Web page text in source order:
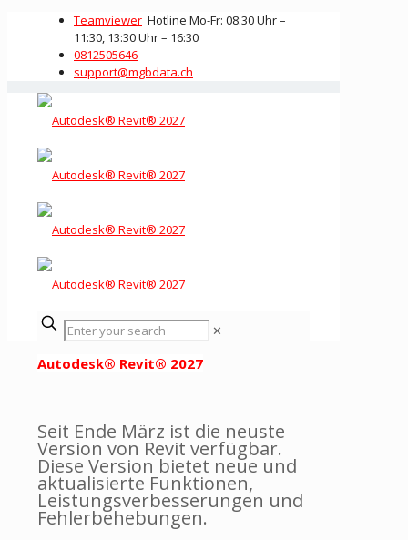
Teamviewer Hotline Mo-Fr: 08:30 Uhr –
11:30, 13:30 Uhr – 16:30
0812505646
support@mgbdata.ch
✕
Autodesk® Revit® 2027
Seit Ende März ist die neuste
Version von Revit verfügbar.
Diese Version bietet neue und
aktualisierte Funktionen,
Leistungsverbesserungen und
Fehlerbehebungen.